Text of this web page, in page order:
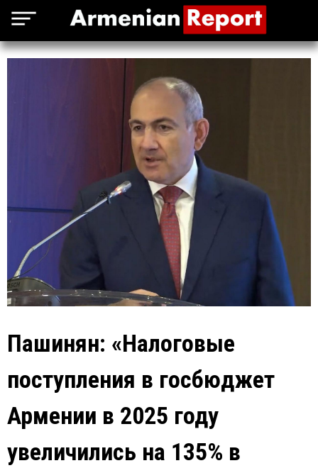
Пашинян: «Налоговые
поступления в госбюджет
Армении в 2025 году
увеличились на 135% в